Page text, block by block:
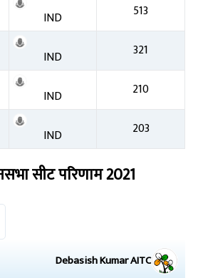
IND 513
IND 321
IND 210
IND 203
सीट परिणाम2021
Debasish KumarAITC